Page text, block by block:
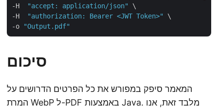
-H
"accept: application/json"
\
-H
"authorization: Bearer <JWT Token>"
\
-o
"Output.pdf"
סיכום
המאמר סיפק במפורש את כל הפרטים הדרושים על
המרת WebP ל-PDF באמצעות Java. מלבד זאת, אנו